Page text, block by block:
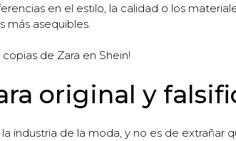
en el estilo, la calidad o los
más asequibles.
de Zara en Shein!
original y
industria de la moda, y no es de extrañar